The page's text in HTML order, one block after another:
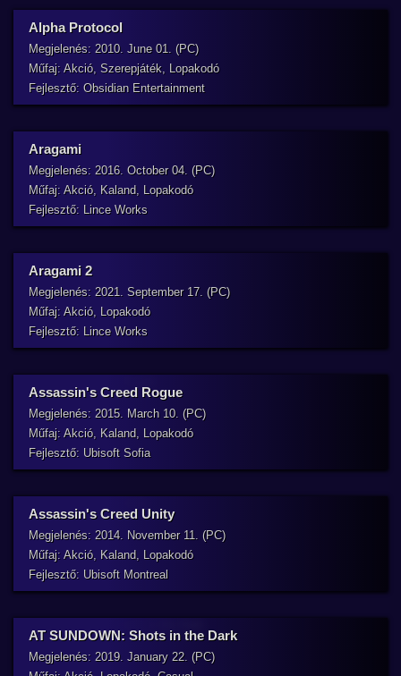
Alpha Protocol
Megjelenés: 2010. June 01. (PC)
Műfaj: Akció, Szerepjáték, Lopakodó
Fejlesztő: Obsidian Entertainment
Aragami
Megjelenés: 2016. October 04. (PC)
Műfaj: Akció, Kaland, Lopakodó
Fejlesztő: Lince Works
Aragami 2
Megjelenés: 2021. September 17. (PC)
Műfaj: Akció, Lopakodó
Fejlesztő: Lince Works
Assassin's Creed Rogue
Megjelenés: 2015. March 10. (PC)
Műfaj: Akció, Kaland, Lopakodó
Fejlesztő: Ubisoft Sofia
Assassin's Creed Unity
Megjelenés: 2014. November 11. (PC)
Műfaj: Akció, Kaland, Lopakodó
Fejlesztő: Ubisoft Montreal
AT SUNDOWN: Shots in the Dark
Megjelenés: 2019. January 22. (PC)